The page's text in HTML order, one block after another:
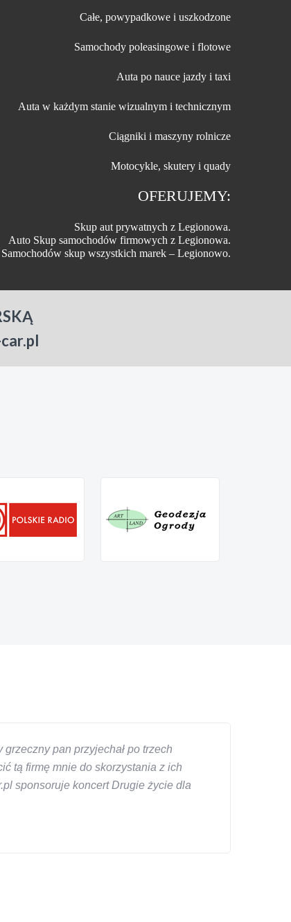
Całe, powypadkowe i uszkodzone
Samochody poleasingowe i flotowe
Auta po nauce jazdy i taxi
Auta w każdym stanie wizualnym i technicznym
Ciągniki i maszyny rolnicze
Motocykle, skutery i quady
OFERUJEMY:
Skup aut prywatnych z Legionowa.
Auto Skup samochodów firmowych z Legionowa.
Samochodów skup wszystkich marek – Legionowo.
pan przyjechał po trzech
tą firmę mnie do skorzystania z ich
sponsoruje koncert Drugie życie dla